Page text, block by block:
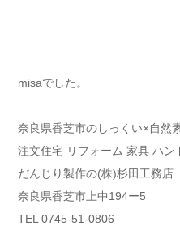
misaでした。
奈良県香芝市のしっくい×自然
注文住宅 リフォーム 家具 ハン
だんじり製作の(株)杉田工務店
奈良県香芝市上中194ー5
TEL 0745-51-0806